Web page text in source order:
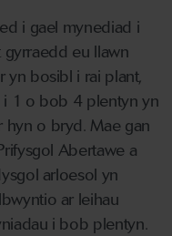
i gael mynediad i
eu llawn
yn bosibl i rai plant,
1 o bob 4 plentyn yn
o bryd. Mae gan
Abertawe a
arloesol yn
ar leihau
i bob plentyn.